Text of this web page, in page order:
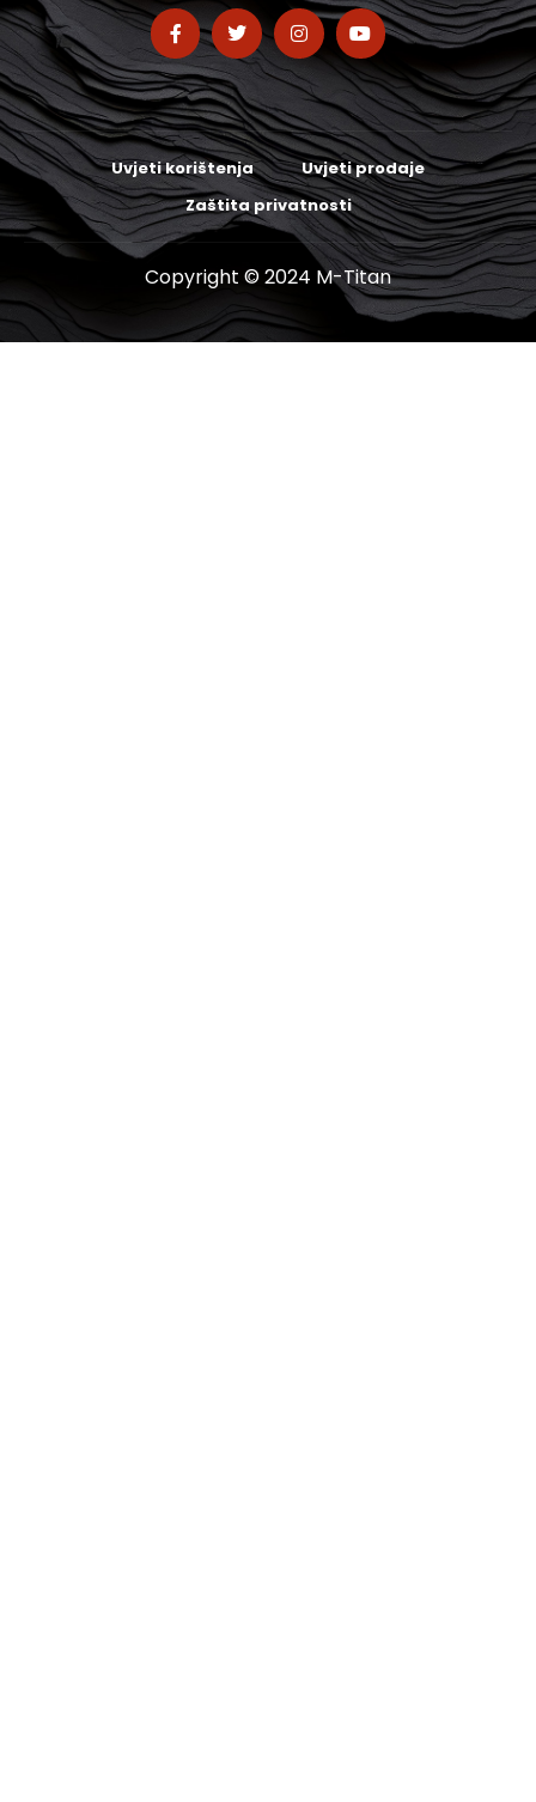
Uvjeti korištenja
Uvjeti prodaje
Zaštita privatnosti
Copyright © 2024 M-Titan